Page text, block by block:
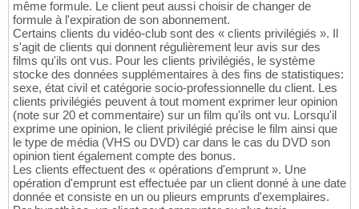
même formule. Le client peut aussi choisir de changer de
formule à l'expiration de son abonnement.
Certains clients du vidéo-club sont des « clients privilégiés ». Il
s'agit de clients qui donnent régulièrement leur avis sur des
films qu'ils ont vus. Pour les clients privilégiés, le système
stocke des données supplémentaires à des fins de statistiques:
sexe, état civil et catégorie socio-professionnelle du client. Les
clients privilégiés peuvent à tout moment exprimer leur opinion
(note sur 20 et commentaire) sur un film qu'ils ont vu. Lorsqu'il
exprime une opinion, le client privilégié précise le film ainsi que
le type de média (VHS ou DVD) car dans le cas du DVD son
opinion tient également compte des bonus.
Les clients effectuent des « opérations d'emprunt ». Une
opération d'emprunt est effectuée par un client donné à une date
donnée et consiste en un ou plieurs emprunts d'exemplaires.